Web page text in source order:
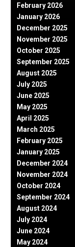
February 2026
January 2026
December 2025
November 2025
October 2025
September 2025
August 2025
July 2025
June 2025
May 2025
April 2025
March 2025
February 2025
January 2025
December 2024
November 2024
October 2024
September 2024
August 2024
July 2024
June 2024
May 2024